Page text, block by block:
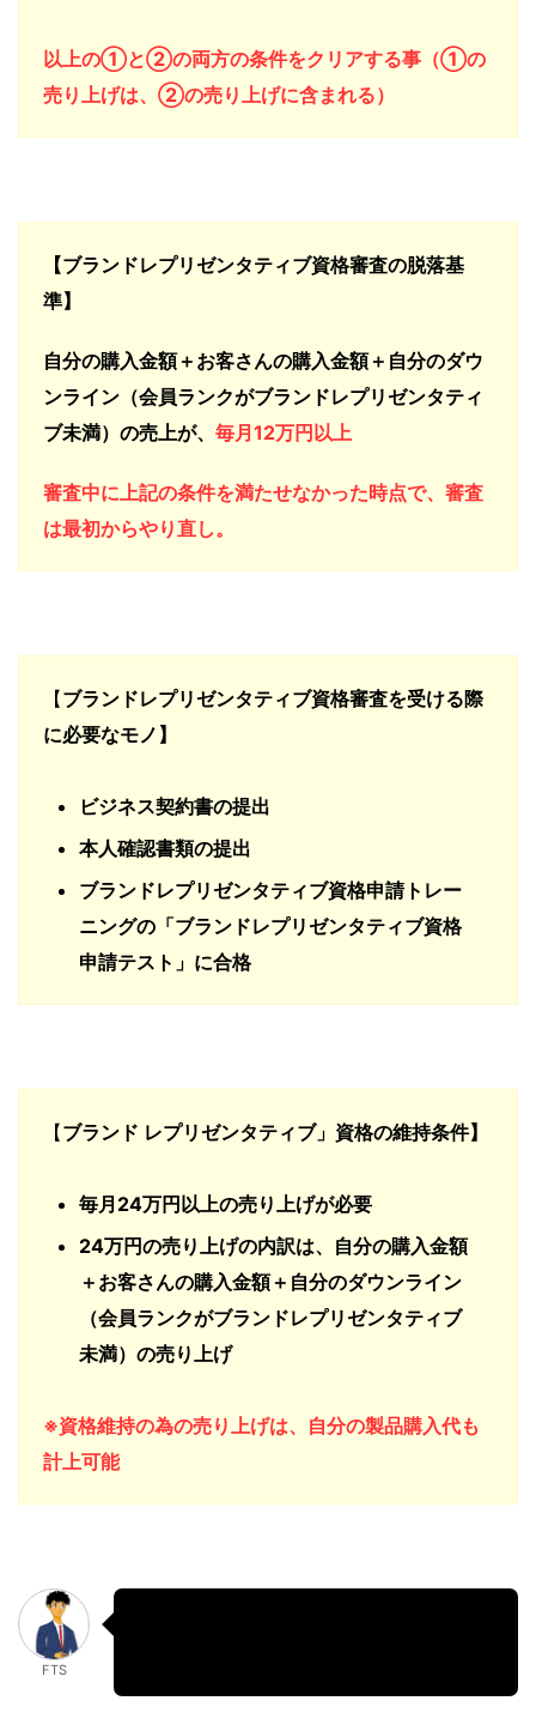
以上の①と②の両方の条件をクリアする事（①の
売り上げは、②の売り上げに含まれる）
【ブランドレプリゼンタティブ資格審査の脱落基
準】
自分の購入金額＋お客さんの購入金額＋自分のダウ
ンライン（会員ランクがブランドレプリゼンタティ
ブ未満）の売 上が、 毎月12万円以上
審査中に上記の条件を満たせなかった時点で、審査
は最初からやり直し。
【ブランドレプリゼンタティブ資格審査を受ける際
に必要なモノ】
ビジネス契約書の提出
本人確認書類の提出
ブランドレプリゼンタティブ資格申請トレー
ニングの「ブランドレプリゼンタティブ資格
申請テスト」に合格
【ブランド レプリゼンタティブ」資格の維持条件】
毎月24万円以上の売り上げが必要
24万円の売り上げの内訳は、自分の購入金額
＋お客さんの購入金額＋自分のダウンライン
（会員ランクがブランドレプリゼンタティブ
未満）の売り上げ
※資格維持の為の売り上げは、自分の製品購入代も
計上可能
FTS